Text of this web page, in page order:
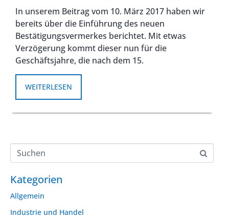
In unserem Beitrag vom 10. März 2017 haben wir
bereits über die Einführung des neuen
Bestätigungsvermerkes berichtet. Mit etwas
Verzögerung kommt dieser nun für die
Geschäftsjahre, die nach dem 15.
WEITERLESEN
Kategorien
Allgemein
Industrie und Handel